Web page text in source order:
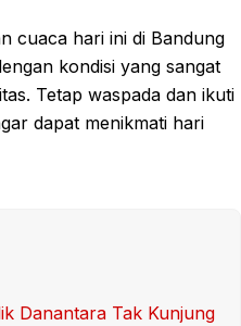
cuaca hari ini di Bandung
kondisi yang sangat
Tetap waspada dan ikuti
dapat menikmati hari
Danantara Tak Kunjung